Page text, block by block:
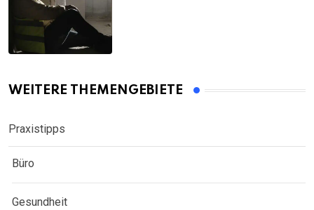
WEITERE THEMENGEBIETE
Praxistipps
Büro
Gesundheit